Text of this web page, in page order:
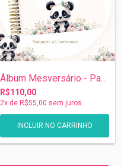
Álbum Mesversário - Panda
R$110,00
2x de R$55,00 sem juros
INCLUIR NO CARRINHO